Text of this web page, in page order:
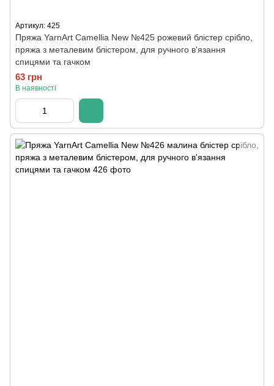
Артикул: 425
Пряжа YarnArt Camellia New №425 рожевий блістер срібло,
пряжа з металевим блістером, для ручного в'язання
спицями та гачком
63 грн
В наявності